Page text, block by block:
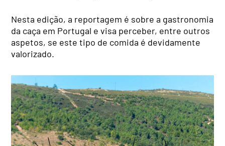
Nesta edição, a reportagem é sobre a gastronomia
da caça em Portugal e visa perceber, entre outros
aspetos, se este tipo de comida é devidamente
valorizado.